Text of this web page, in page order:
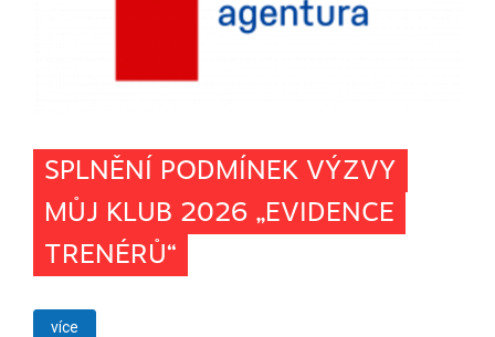
SPLNĚNÍ PODMÍNEK VÝZVY
MŮJ KLUB 2026 „EVIDENCE
TRENÉRŮ“
více